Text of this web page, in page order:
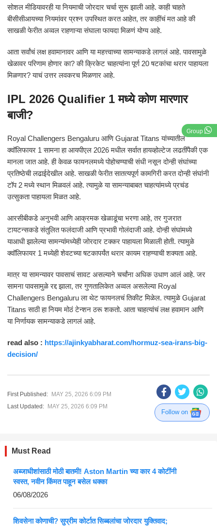
Group
सोशल मीडियावरही या नियमाची जोरदार चर्चा सुरू झाली आहे. काही चाहते
बीसीसीआयच्या नियमांवर प्रश्न उपस्थित करत आहेत, तर काहींचं मत आहे की
साखळी फेरीत अव्वल राहणाऱ्या संघाला फायदा मिळणं योग्य आहे.
आता सर्वांचं लक्ष हवामानावर आणि या महत्त्वाच्या सामन्याकडे लागलं आहे. पावसामुळे
खेळावर परिणाम होणार का? की क्रिकेट चाहत्यांना पूर्ण 20 षटकांचा थरार पाहायला
मिळणार? याचं उत्तर लवकरच मिळणार आहे.
IPL 2026 Qualifier 1 मध्ये कोण मारणार
बाजी?
Royal Challengers Bengaluru आणिGujarat Titans यांच्यातील
क्वॉलिफायर 1 सामना हा आयपीएल 2026 मधील सर्वात हायव्होल्टेज लढतींपैकी एक
मानला जात आहे. ही केवळ फायनलमध्ये पोहोचण्याची संधी नसून दोन्ही संघांच्या
प्रतिष्ठेची लढाईदेखील आहे. साखळी फेरीत सातत्यपूर्ण कामगिरी करत दोन्ही संघांनी
टॉप 2 मध्ये स्थान मिळवलं आहे. त्यामुळे या सामन्याबाबत चाहत्यांमध्ये प्रचंड
उत्सुकता पाहायला मिळत आहे.
आरसीबीकडे अनुभवी आणि आक्रमक खेळाडूंचा भरणा आहे, तर गुजरात
टायटन्सकडे संतुलित फलंदाजी आणि प्रभावी गोलंदाजी आहे. दोन्ही संघांमध्ये
याआधी झालेल्या सामन्यांमध्येही जोरदार टक्कर पाहायला मिळाली होती. त्यामुळे
क्वॉलिफायर 1 मध्येही शेवटच्या षटकापर्यंत थरार कायम राहण्याची शक्यता आहे.
मात्र या सामन्यावर पावसाचं सावट असल्याने चर्चांना अधिक उधाण आलं आहे. जर
सामना पावसामुळे रद्द झाला, तर गुणतालिकेत अव्वल असलेल्या Royal
Challengers Bengaluruला थेट फायनलचं तिकीट मिळेल. त्यामुळे Gujarat
Titans साठी हा नियम मोठं टेन्शन ठरू शकतो. आता चाहत्यांचं लक्ष हवामान आणि
या निर्णायक सामन्याकडे लागलं आहे.
read also : https://ajinkyabharat.com/hormuz-sea-irans-big-
decision/
First Published: MAY 25, 2026 6:09 PM
Last Updated: MAY 25, 2026 6:09 PM
Follow on
Must Read
अब्जाधीशांसाठी मोठी बातमी! Aston Martin च्या कार 4 कोटींनी
स्वस्त, नवीन किंमत पाहून बसेल धक्का
06/08/2026
शिवसेना कोणाची? सुप्रीम कोर्टात सिब्बलांचा जोरदार युक्तिवाद;